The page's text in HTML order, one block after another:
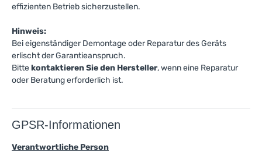
effizienten Betrieb sicherzustellen.
Hinweis:
Bei eigenständiger Demontage oder Reparatur des Geräts
erlischt der Garantieanspruch.
Bittekontaktieren Sie den Hersteller, wenn eine Reparatur
oder Beratung erforderlich ist.
GPSR-Informationen
Verantwortliche Person